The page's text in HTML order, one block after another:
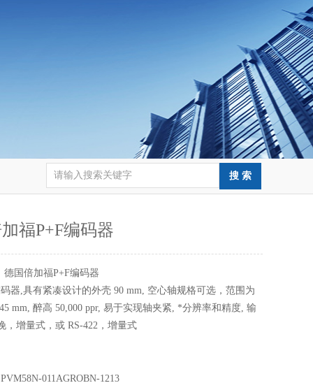
福P+F编码器
德国倍加福P+F编码器
器,具有紧凑设计的外壳 90 mm, 空心轴规格可选，范围为
mm, 醉高 50,000 ppr, 易于实现轴夹紧, *分辨率和精度, 输
，增量式，或 RS-422，增量式
011AGROBN-1213